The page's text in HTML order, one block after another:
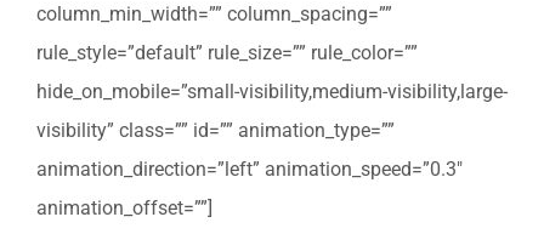
column_min_width=”” column_spacing=””
rule_style=”default” rule_size=”” rule_color=””
hide_on_mobile=”small-visibility,medium-visibility,large-
visibility” class=”” id=”” animation_type=””
animation_direction=”left” animation_speed=”0.3″
animation_offset=””]